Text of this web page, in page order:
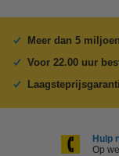
Meer dan 5
Voor 22.00 uur
Hulp
Op